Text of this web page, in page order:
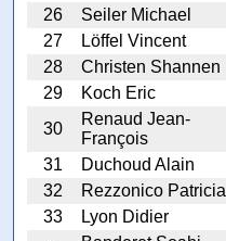
26
Seiler Michael
27
Löffel Vincent
28
Christen Shannen
29
Koch Eric
30
Renaud Jean-
François
31
Duchoud Alain
32
Rezzonico Patricia
33
Lyon Didier